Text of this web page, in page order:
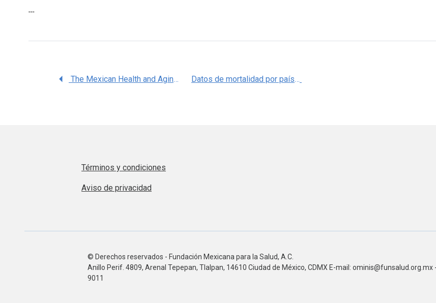
---
The Mexican Health and Aging Study (MHAS) is a national longitudinal study of adults 50 years and older in Mexico. Datos de mortalidad por país 1981-2018, OMS/WHO
Términos y condiciones
Aviso de privacidad
© Derechos reservados - Fundación Mexicana para la Salud, A.C.
Anillo Perif. 4809, Arenal Tepepan, Tlalpan, 14610 Ciudad de México, CDMX E-mail: ominis@funsalud.org.mx
9011